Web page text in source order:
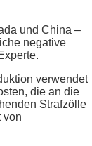
und China –
negative
verwendet
die an die
Strafzölle
von